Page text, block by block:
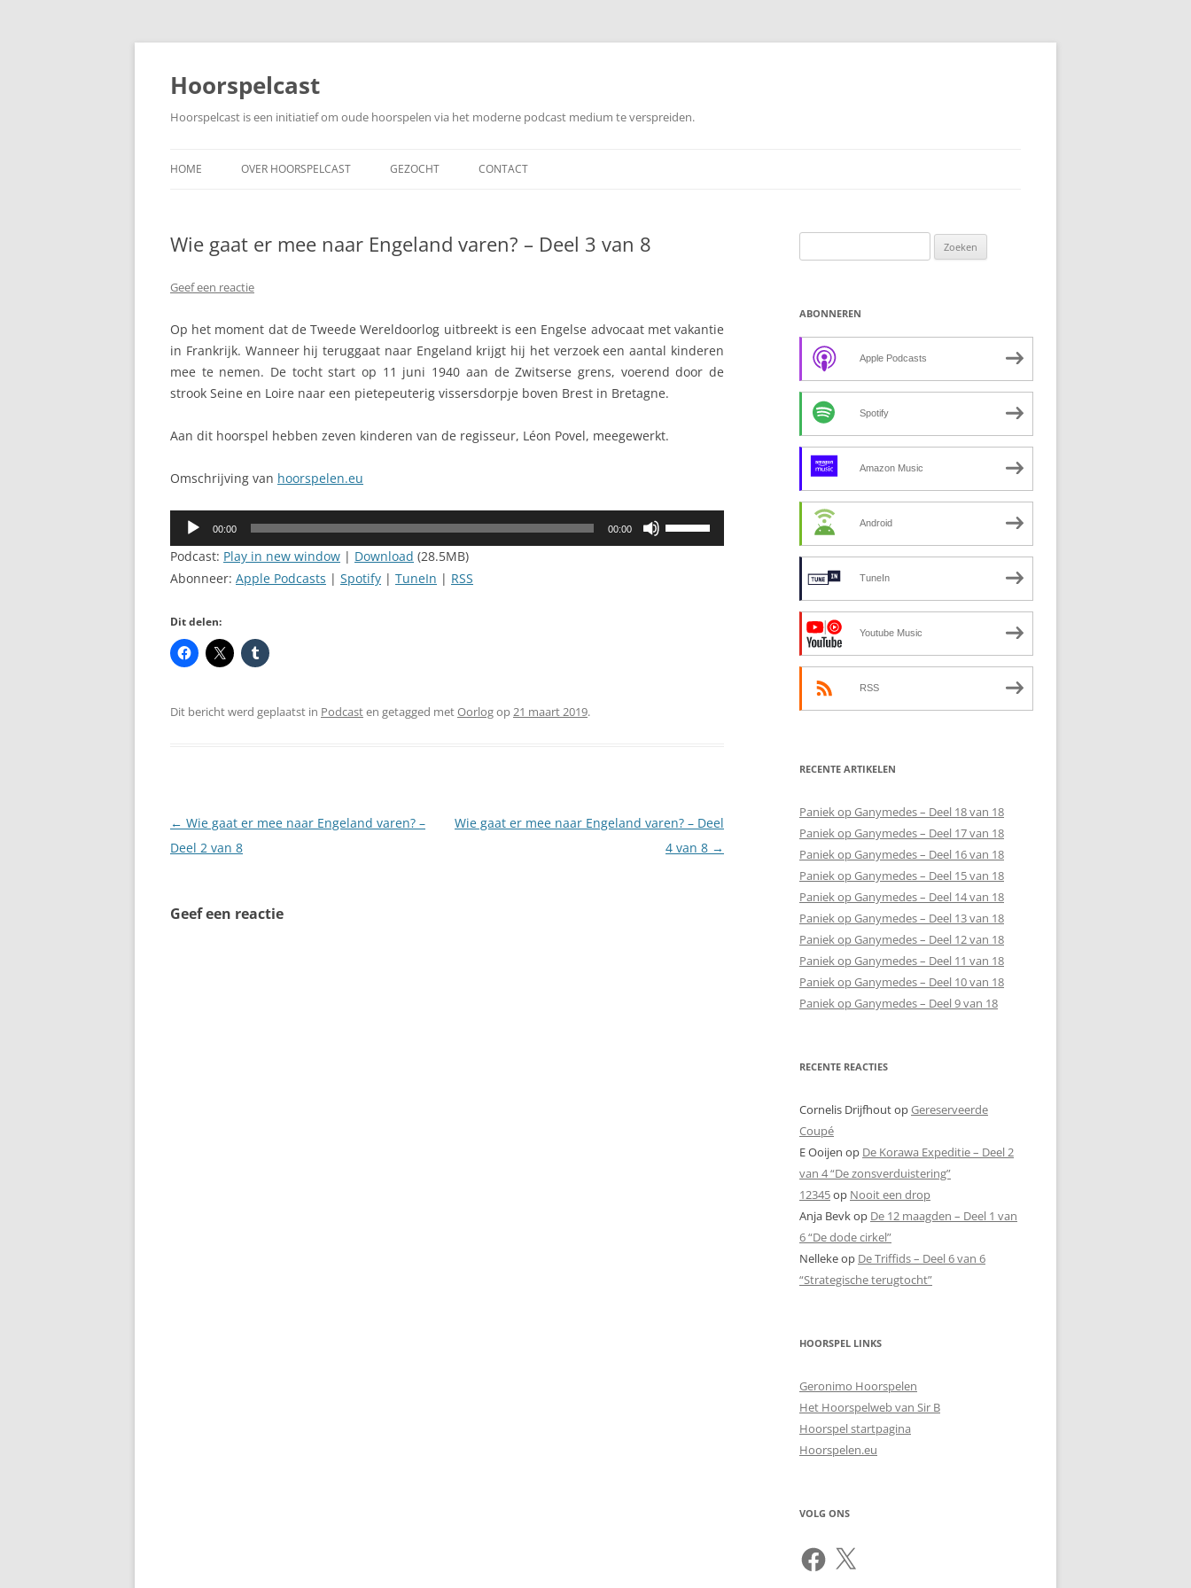
Ga
inhoud
Hoorspelcast
Hoorspelcast is een initiatief om oude hoorspelen via het moderne podcast medium te verspreiden.
HOME OVER HOORSPELCAST GEZOCHT CONTACT
Wie gaat er mee naar Engeland varen? – Deel 3 van 8
Geef een reactie
Op het moment dat de Tweede Wereldoorlog uitbreekt is een Engelse advocaat met vakantie
in Frankrijk. Wanneer hij teruggaat naar Engeland krijgt hij het verzoek een aantal kinderen
mee te nemen. De tocht start op 11 juni 1940 aan de Zwitserse grens, voerend door de
strook Seine en Loire naar een pietepeuterig vissersdorpje boven Brest in Bretagne.
Aan dit hoorspel hebben zeven kinderen van de regisseur, Léon Povel, meegewerkt.
Omschrijving van hoorspelen.eu
Audiospeler
00:00 00:00
Podcast: Play in new window | Download (28.5MB)
Abonneer: Apple Podcasts | Spotify | TuneIn | RSS
Dit delen:
Dit bericht werd geplaatst in Podcasten getagged metOorlogop21 maart 2019.
Berichtnavigatie
← Wie gaat er mee naar Engeland varen? –
Deel 2 van 8
Wie gaat er mee naar Engeland varen? – Deel
4 van 8 →
Geef een reactie
naar:
ABONNEREN
Apple Podcasts
Spotify
Amazon Music
Android
TuneIn
Youtube Music
RSS
RECENTE ARTIKELEN
Paniek op Ganymedes – Deel 18 van 18
Paniek op Ganymedes – Deel 17 van 18
Paniek op Ganymedes – Deel 16 van 18
Paniek op Ganymedes – Deel 15 van 18
Paniek op Ganymedes – Deel 14 van 18
Paniek op Ganymedes – Deel 13 van 18
Paniek op Ganymedes – Deel 12 van 18
Paniek op Ganymedes – Deel 11 van 18
Paniek op Ganymedes – Deel 10 van 18
Paniek op Ganymedes – Deel 9 van 18
RECENTE REACTIES
Cornelis DrijfhoutopGereserveerde
Coupé
E Ooijen op De Korawa Expeditie – Deel 2
van 4 “De zonsverduistering”
12345op Nooit een drop
Anja Bevkop De 12 maagden – Deel 1 van
6 “De dode cirkel”
Nellekeop De Triffids – Deel 6 van 6
“Strategische terugtocht”
HOORSPEL LINKS
Geronimo Hoorspelen
Het Hoorspelweb van Sir B
Hoorspel startpagina
Hoorspelen.eu
VOLG ONS
Facebook
X